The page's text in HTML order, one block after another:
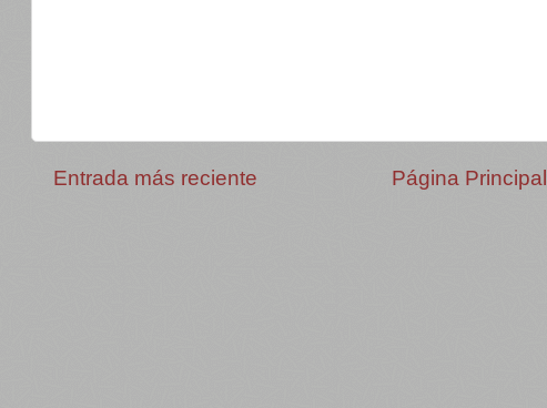
Entrada más reciente Página Principal